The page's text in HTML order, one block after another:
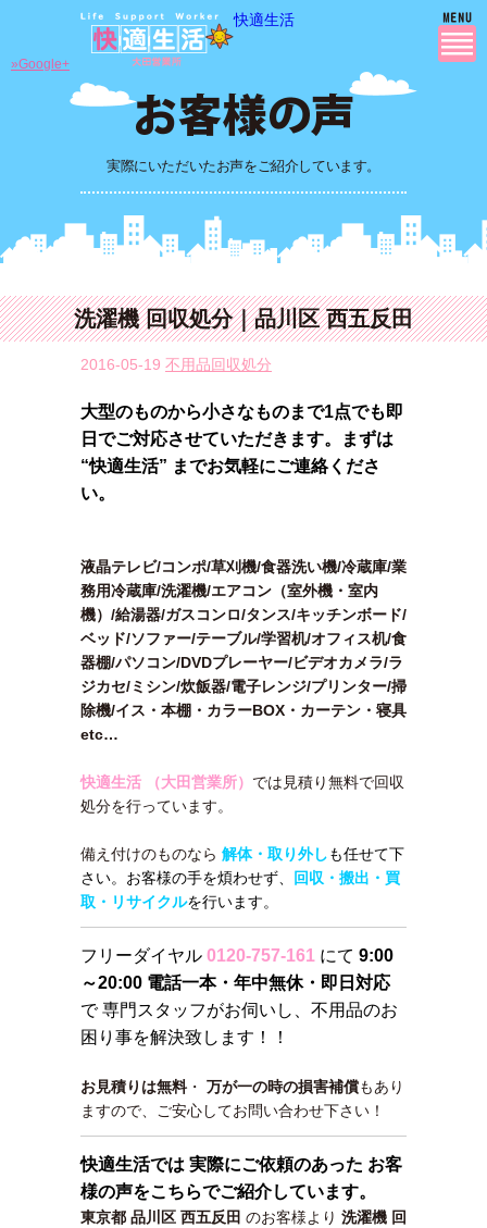
快適生活
実際にいただいたお声をご紹介しています。
»Google+
洗濯機 回収処分｜品川区 西五反田
2016-05-19 不用品回収処分
大型のものから小さなものまで1点でも即
日でご対応させていただきます。まずは
“快適生活” までお気軽にご連絡くださ
い。
液晶テレビ/コンポ/草刈機/食器洗い機/冷蔵庫/業
務用冷蔵庫/洗濯機/エアコン（室外機・室内
機）/給湯器/ガスコンロ/タンス/キッチンボード/
ベッド/ソファー/テーブル/学習机/オフィス机/食
器棚/パソコン/DVDプレーヤー/ビデオカメラ/ラ
ジカセ/ミシン/炊飯器/電子レンジ/プリンター/掃
除機/イス・本棚・カラーBOX・カーテン・寝具
etc…
快適生活 （大田営業所） では見積り無料で回収
処分を行っています。
備え付けのものなら 解体・取り外しも任せて下
さい。お客様の手を煩わせず、
回収・搬出・買
取・リサイクルを行います。
フリーダイヤル 0120-757-161 にて 9:00
～20:00 電話一本・年中無休・即日対応
で 専門スタッフがお伺いし、不用品のお
困り事を解決致します！！
お見積りは無料・ 万が一の時の損害補償もあり
ますので、ご安心してお問い合わせ下さい！
快適生活では 実際にご依頼のあった お客
様の声をこちらでご紹介しています。
東京都 品川区 西五反田 のお客様より 洗濯機 回